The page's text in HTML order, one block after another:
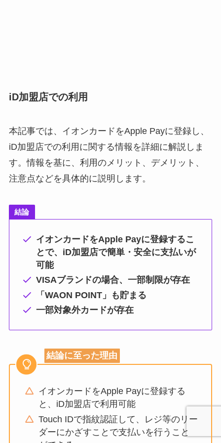
iD加盟店での利用
本記事では、イオンカードをApple Payに登録し、
iD加盟店での利用に関する情報を詳細に解説しま
す。情報を基に、利用のメリット、デメリット、
注意点などを具体的に説明します。
結論
イオンカードをApple Payに登録するこ
とで、iD加盟店で簡単・安全に支払いが
可能
VISAブランドの場合、一部制限が存在
「WAON POINT」も貯まる
一部対象外カードが存在
結論に至った理由
イオンカードをApple Payに登録する
と、iD加盟店で利用可能
Touch IDで指紋認証して、レジ等のリー
ダーにかざすことで支払いを行うこと